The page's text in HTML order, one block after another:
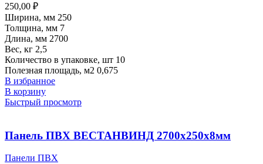
250,00 ₽
Ширина, мм 250
Толщина, мм 7
Длина, мм 2700
Вес, кг 2,5
Количество в упаковке, шт 10
Полезная площадь, м2 0,675
В избранное
В корзину
Быстрый просмотр
Панель ПВХ ВЕСТАНВИНД 2700х250х8мм
Панели ПВХ